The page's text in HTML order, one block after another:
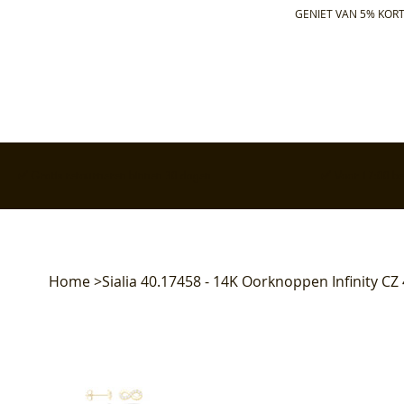
GENIET VAN 5%
Home>Sialia 40.17458 - 14K Oorknoppen Infinity CZ